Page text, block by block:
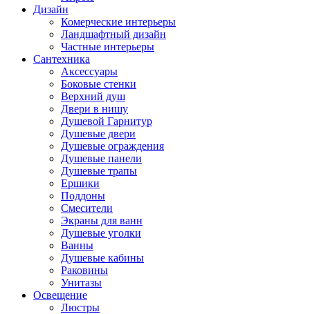
Дизайн
Комерческие интерьеры
Ландшафтный дизайн
Частные интерьеры
Сантехника
Аксессуары
Боковые стенки
Верхний душ
Двери в нишу
Душевой Гарнитур
Душевые двери
Душевые ограждения
Душевые панели
Душевые трапы
Ершики
Поддоны
Смесители
Экраны для ванн
Душевые уголки
Ванны
Душевые кабины
Раковины
Унитазы
Освещение
Люстры